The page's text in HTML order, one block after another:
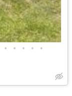
• • • • •